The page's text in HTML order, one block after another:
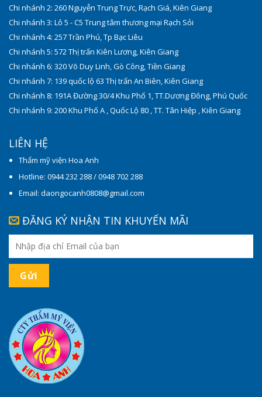
Chi nhánh 2: 260 Nguyễn Trung Trực, Rạch Giá, Kiên Giang
Chi nhánh 3: Lô 5 - C5 Trung tâm thương mại Rạch Sỏi
Chi nhánh 4: 257 Trần Phú, Tp Bạc Liêu
Chi nhánh 5: 572 Thị trấn Kiên Lương, Kiên Giang
Chi nhánh 6: 320 Võ Duy Linh, Gò Công, Tiền Giang
Chi nhánh 7: 139 quốc lộ 63 Thị trấn An Biên, Kiên Giang
Chi nhánh 8: 191A Đường 30/4 Khu Phố 1, TT.Dương Đông, Phú Quốc
Chi nhánh 9: 200 Khu Phố A , Quốc Lộ 80 , TT. Tân Hiệp , Kiên Giang
LIÊN HỆ
Thẩm mỹ viện Hoa Anh
Hotline: 0944 232 288 / 0948 702 288
Email: daongocanh0808@gmail.com
ĐĂNG KÝ NHẬN TIN KHUYẾN MÃI